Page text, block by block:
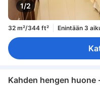
1/2
32 m²/344 ft² Enintään 3
Kahden hengen huone